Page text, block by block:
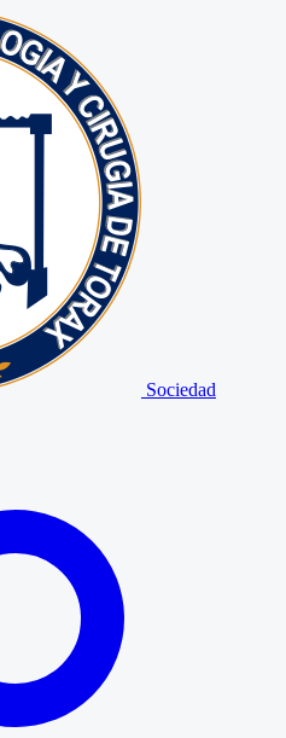
Sociedad